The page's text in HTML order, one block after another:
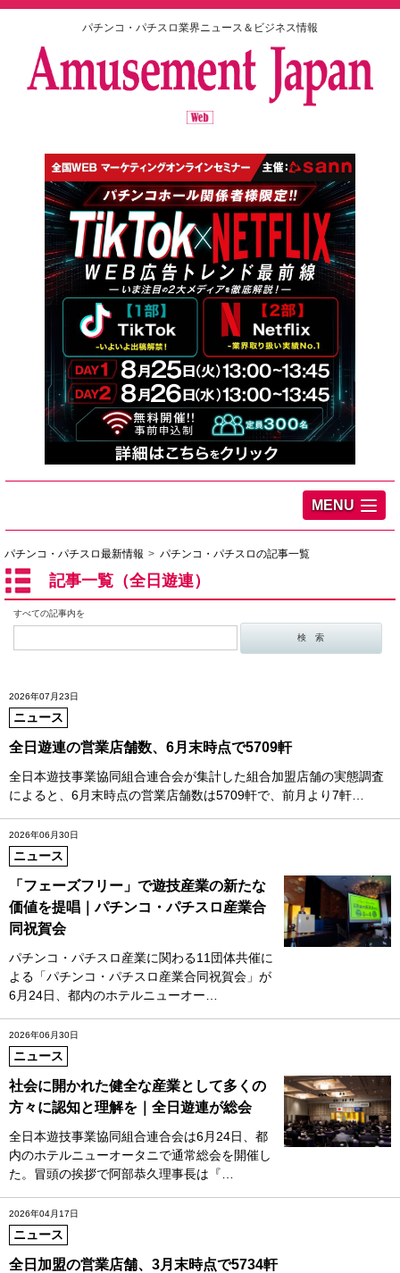
パチンコ・パチスロ業界ニュース＆ビジネス情報
MENU
パチンコ・パチスロ最新情報 パチンコ・パチスロの記事一覧
記事一覧（全日遊連）
すべての記事内を
2026年07月23日
ニュース
全日遊連の営業店舗数、6月末時点で5709軒
全日本遊技事業協同組合連合会が集計した組合加盟店舗の実態調査
によると、6月末時点の営業店舗数は5709軒で、前月より7軒…
2026年06月30日
ニュース
「フェーズフリー」で遊技産業の新たな
価値を提唱｜パチンコ・パチスロ産業合
同祝賀会
パチンコ・パチスロ産業に関わる11団体共催に
よる「パチンコ・パチスロ産業合同祝賀会」が
6月24日、都内のホテルニューオー…
2026年06月30日
ニュース
社会に開かれた健全な産業として多くの
方々に認知と理解を｜全日遊連が総会
全日本遊技事業協同組合連合会は6月24日、都
内のホテルニューオータニで通常総会を開催し
た。冒頭の挨拶で阿部恭久理事長は『…
2026年04月17日
ニュース
全日加盟の営業店舗、3月末時点で5734軒